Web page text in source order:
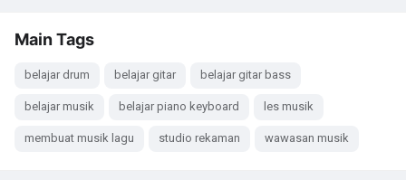
Main Tags
belajar drum belajar gitar belajar gitar bass
belajar musik belajar piano keyboard les musik
membuat musik lagu studio rekaman wawasan musik